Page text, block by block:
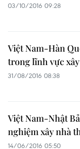
03/10/2016 09:28
Việt Nam-Hàn
trong lĩnh vực
31/08/2016 08:38
Việt Nam-Nhật
nghiệm xây nhà
14/06/2016 05:50